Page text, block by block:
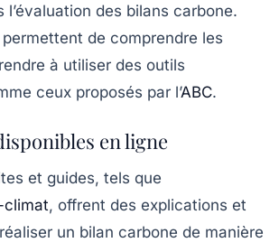
l’évaluation des bilans carbone.
de comprendre les
à utiliser des outils
ceux proposés par l’ABC.
en ligne
et guides, tels que
climat, offrent des explications et
un bilan carbone de manière